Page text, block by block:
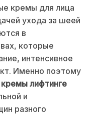
кремы для лица
ухода за шеей
в
которые
интенсивное
Именно поэтому
лифтинге
и
разного